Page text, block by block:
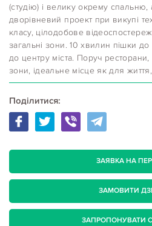
(студію) і велику окрему спальню,
дворівневий проект при викупі
класу, цілодобове
загальні зони. 10 хвилин пішки
до центру міста. Поруч
зони, ідеальне місце як для життя,
Поділитися:
ЗАЯВКА НА
ЗАМОВИТИ
ЗАПРОПОНУВАТИ